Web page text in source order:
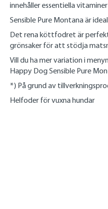
innehåller essentiella
Sensible Pure Montana är
Det rena köttfodret är perfekt
grönsaker för att stödja
Vill du ha mer variation i
Happy Dog Sensible Pure
*) På grund av
Helfoder för vuxna hundar